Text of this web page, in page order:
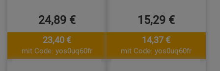
24,89 €
23,40 €
mit Code: yos0uq60fr
15,29 €
14,37 €
mit Code: yos0uq60fr